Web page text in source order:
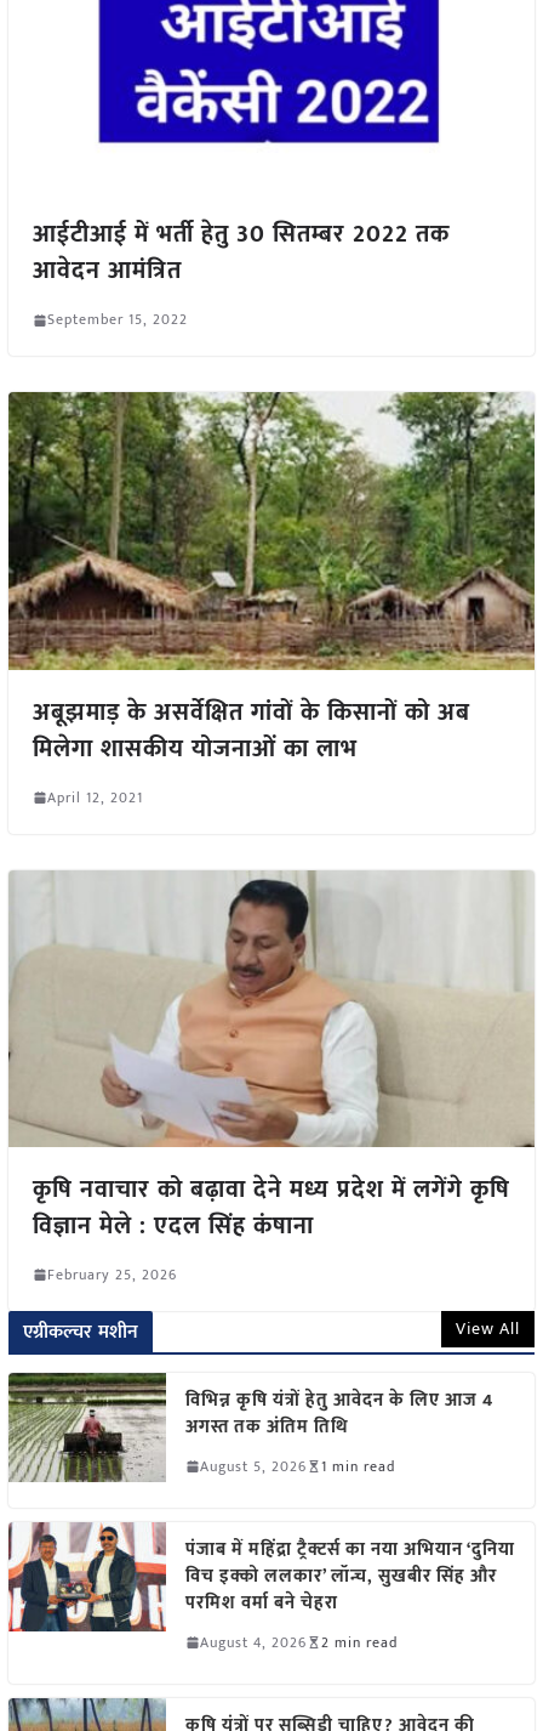
आईटीआई में भर्ती हेतु 30 सितम्बर 2022 तक
आवेदन आमंत्रित
September 15, 2022
अबूझमाड़ के असर्वेक्षित गांवों के किसानों को अब
मिलेगा शासकीय योजनाओं का लाभ
April 12, 2021
कृषि नवाचार को बढ़ावा देने मध्य प्रदेश में लगेंगे कृषि
विज्ञान मेले : एदल सिंह कंषाना
February 25, 2026
एग्रीकल्चर मशीन View All
विभिन्न कृषि यंत्रों हेतु आवेदन के लिए आज 4
अगस्त तक अंतिम तिथि
August 5, 2026 1 min read
पंजाब में महिंद्रा ट्रैक्टर्स का नया अभियान ‘दुनिया
विच इक्को ललकार’ लॉन्च, सुखबीर सिंह और
परमिश वर्मा बने चेहरा
August 4, 2026 2 min read